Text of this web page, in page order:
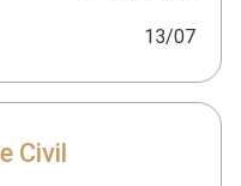
13/07
Civil